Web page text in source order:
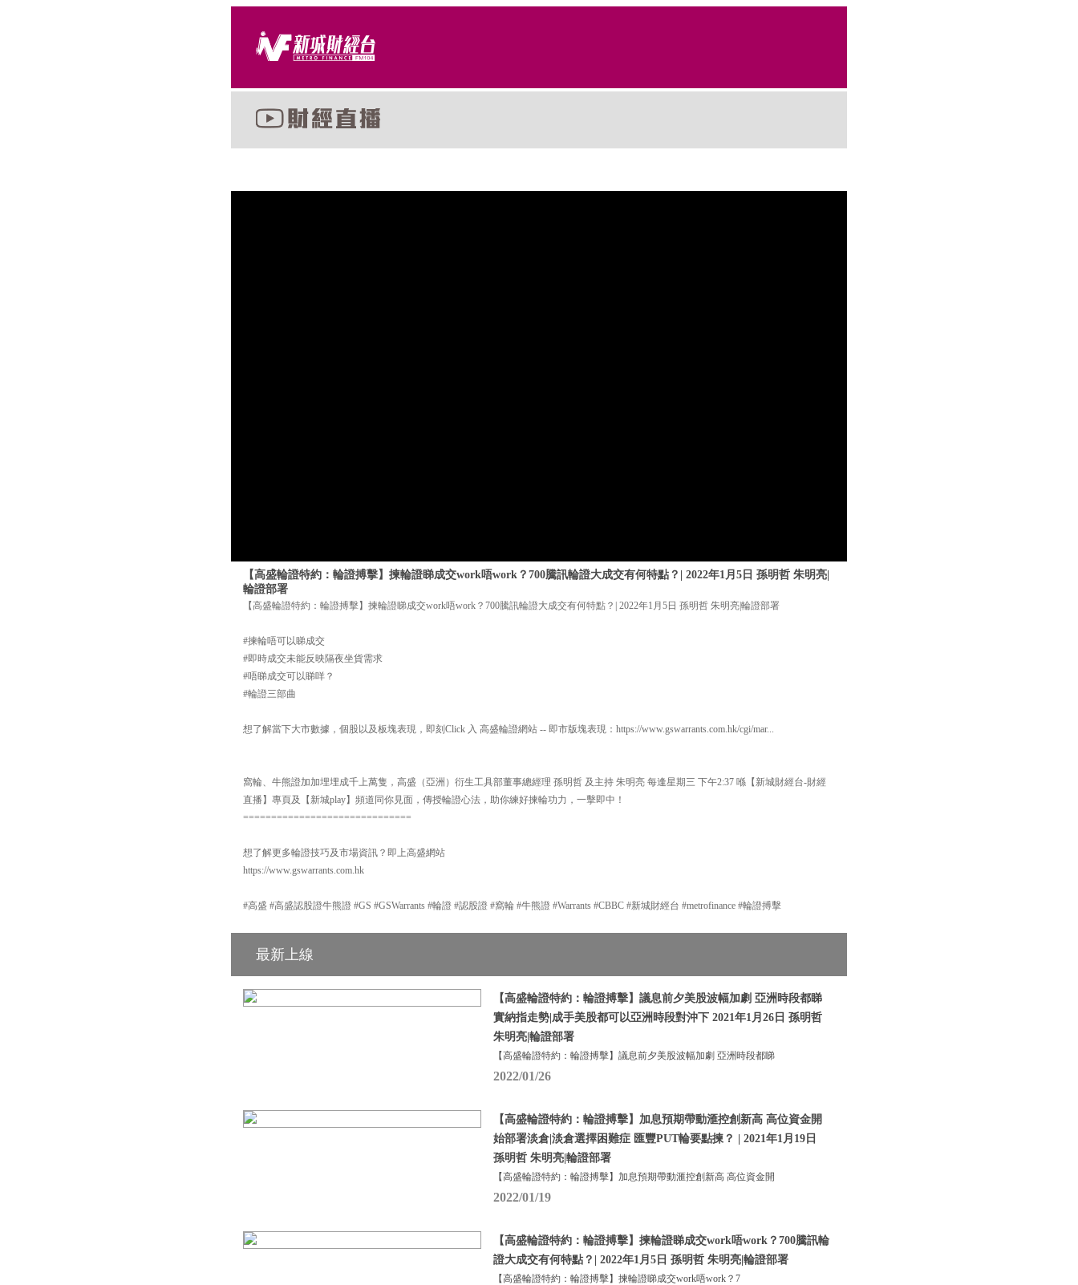
【高盛輪證特約：輪證搏擊】揀輪證睇成交work唔work？700騰訊輪證大成交有何特點？| 2022年1月5日 孫明哲 朱明亮|
輪證部署
【高盛輪證特約：輪證搏擊】揀輪證睇成交work唔work？700騰訊輪證大成交有何特點？| 2022年1月5日 孫明哲 朱明亮|輪證部署
#揀輪唔可以睇成交
#即時成交未能反映隔夜坐貨需求
#唔睇成交可以睇咩？
#輪證三部曲
想了解當下大市數據，個股以及板塊表現，即刻Click 入 高盛輪證網站 -- 即市版塊表現：https://www.gswarrants.com.hk/cgi/mar...
窩輪、牛熊證加加埋埋成千上萬隻，高盛（亞洲）衍生工具部董事總經理 孫明哲 及主持 朱明亮 每逢星期三 下午2:37 喺【新城財經台-財經
直播】專頁及【新城play】頻道同你見面，傳授輪證心法，助你練好揀輪功力，一擊即中！
==============================
想了解更多輪證技巧及市場資訊？即上高盛網站
https://www.gswarrants.com.hk
#高盛 #高盛認股證牛熊證 #GS #GSWarrants #輪證 #認股證 #窩輪 #牛熊證 #Warrants #CBBC #新城財經台 #metrofinance #輪證搏擊
最新上線
【高盛輪證特約：輪證搏擊】議息前夕美股波幅加劇 亞洲時段都睇
實納指走勢|成手美股都可以亞洲時段對沖下 2021年1月26日 孫明哲
朱明亮|輪證部署
【高盛輪證特約：輪證搏擊】議息前夕美股波幅加劇 亞洲時段都睇
2022/01/26
【高盛輪證特約：輪證搏擊】加息預期帶動滙控創新高 高位資金開
始部署淡倉|淡倉選擇困難症 匯豐PUT輪要點揀？ | 2021年1月19日
孫明哲 朱明亮|輪證部署
【高盛輪證特約：輪證搏擊】加息預期帶動滙控創新高 高位資金開
2022/01/19
【高盛輪證特約：輪證搏擊】揀輪證睇成交work唔work？700騰訊輪
證大成交有何特點？| 2022年1月5日 孫明哲 朱明亮|輪證部署
【高盛輪證特約：輪證搏擊】揀輪證睇成交work唔work？7